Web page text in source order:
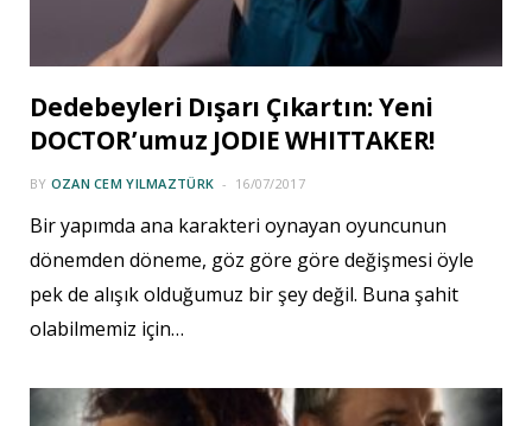
Dedebeyleri Dışarı Çıkartın: Yeni
DOCTOR’umuz JODIE WHITTAKER!
BY OZAN CEM YILMAZTÜRK 16/07/2017
Bir yapımda ana karakteri oynayan oyuncunun
dönemden döneme, göz göre göre değişmesi öyle
pek de alışık olduğumuz bir şey değil. Buna şahit
olabilmemiz için…